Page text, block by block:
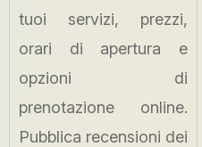
tuoi servizi, prezzi,
orari di apertura e
opzioni di
prenotazione online.
Pubblica recensioni dei